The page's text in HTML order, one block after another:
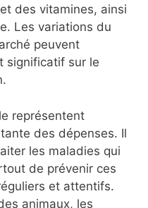
des vitamines, ainsi
Les variations du
peuvent
significatif sur le
représentent
des dépenses. Il
les maladies qui
de prévenir ces
et attentifs.
animaux, les